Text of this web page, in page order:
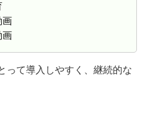
画
画
って導入しやすく、継続的な